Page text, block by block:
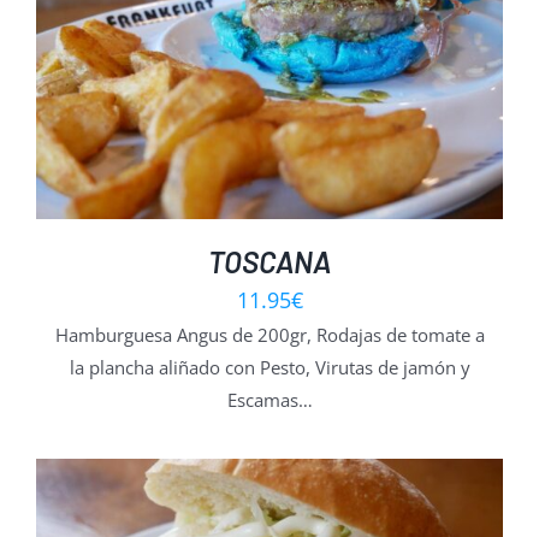
TOSCANA
11.95€
Hamburguesa Angus de 200gr, Rodajas de tomate a
la plancha aliñado con Pesto, Virutas de jamón y
Escamas…